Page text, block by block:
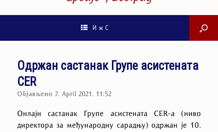
И ж С
Одржан састанак Групе асистената
CER
Објављено 7. April 2021. 11:52
Онлајн састанак Групе асистената CER-а (ниво
директора за међународну сарадњу) одржан је 10.